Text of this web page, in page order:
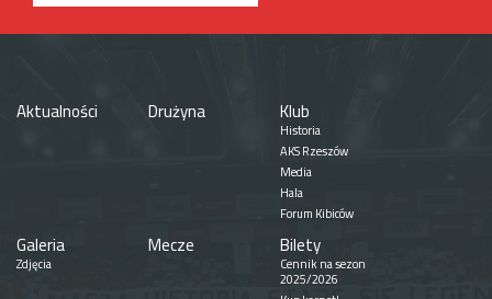
Aktualności Drużyna Klub
Historia
AKS Rzeszów
Media
Hala
Forum Kibiców
Galeria
Zdjęcia
Mecze Bilety
Cennik na sezon
2025/2026